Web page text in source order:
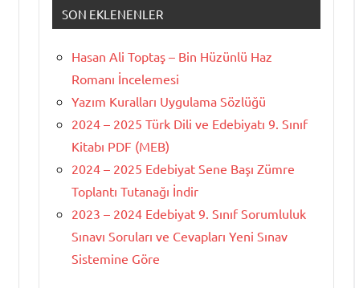
SON EKLENENLER
Hasan Ali Toptaş – Bin Hüzünlü Haz
Romanı İncelemesi
Yazım Kuralları Uygulama Sözlüğü
2024 – 2025 Türk Dili ve Edebiyatı 9. Sınıf
Kitabı PDF (MEB)
2024 – 2025 Edebiyat Sene Başı Zümre
Toplantı Tutanağı İndir
2023 – 2024 Edebiyat 9. Sınıf Sorumluluk
Sınavı Soruları ve Cevapları Yeni Sınav
Sistemine Göre